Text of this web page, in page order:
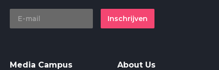
Inschrijven
Media Campus About Us